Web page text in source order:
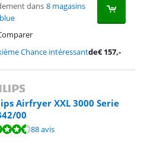
dans 8 magasins
Chance intéressantde€157,-
Airfryer XXL 3000 Serie
00
sur 88 avis.88 avis